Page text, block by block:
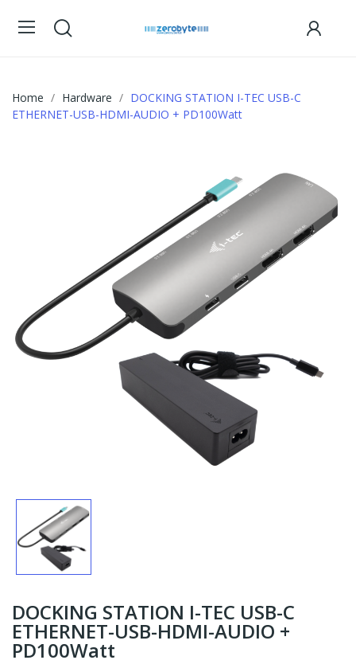
Home Hardware
DOCKING STATION I-TEC USB-C
ETHERNET-USB-HDMI-AUDIO + PD100Watt
DOCKING STATION I-TEC USB-C
ETHERNET-USB-HDMI-AUDIO +
PD100Watt